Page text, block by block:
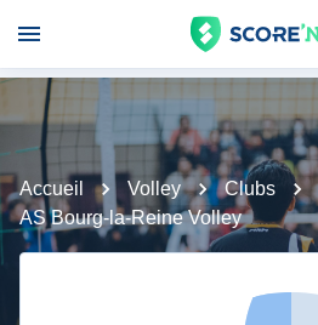
Accueil Volley Clubs
AS Bourg-la-Reine Volley